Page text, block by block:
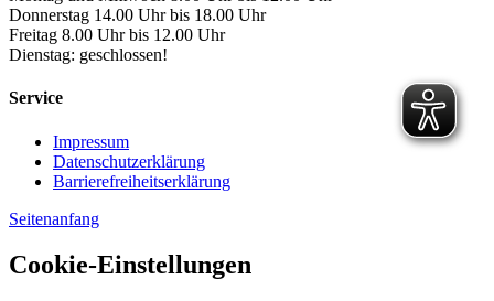
Donnerstag 14.00 Uhr bis 18.00 Uhr
Freitag 8.00 Uhr bis 12.00 Uhr
Dienstag: geschlossen!
Service
Impressum
Datenschutzerklärung
Barrierefreiheitserklärung
Seitenanfang
Cookie-Einstellungen